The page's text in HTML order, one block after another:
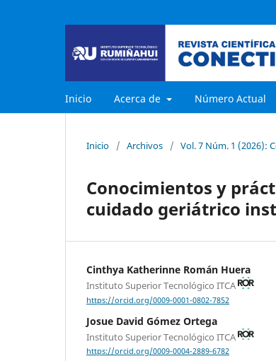
Inicio Acerca de Número Actual
Inicio / Archivos / Vol. 7 Núm. 1 (2026):
Conocimientos y
cuidado geriátrico
Cinthya Katherinne Román Huera
Instituto Superior Tecnológico ITCA
https://orcid.org/0009-0001-0802-7852
Josue David Gómez Ortega
Instituto Superior Tecnológico ITCA
https://orcid.org/0009-0004-2889-6782